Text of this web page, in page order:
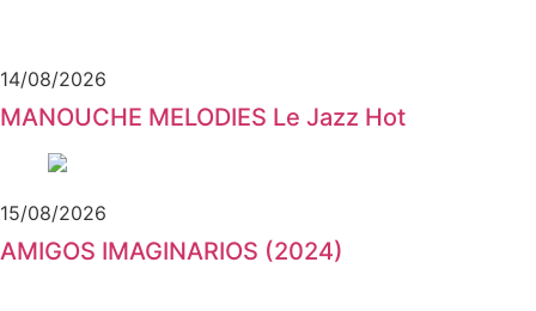
14/08/2026
MANOUCHE MELODIES Le Jazz Hot
15/08/2026
AMIGOS IMAGINARIOS (2024)